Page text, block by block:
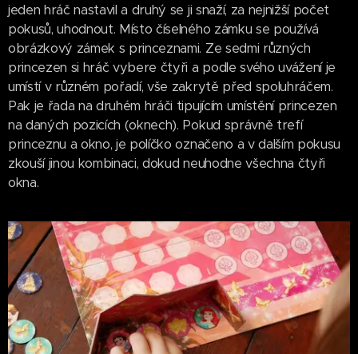
jeden hráč nastavil a druhý se ji snaží, za nejnižší počet
pokusů, uhodnout. Místo číselného zámku se používá
obrázkový zámek s princeznami. Ze sedmi různých
princezen si hráč vybere čtyři a podle svého uvážení je
umístí v různém pořadí, vše zakrytě před spoluhráčem.
Pak je řada na druhém hráči tipujícím umístění princezen
na daných pozicích (oknech). Pokud správně trefí
princeznu a okno, je políčko označeno a v dalším pokusu
zkouší jinou kombinaci, dokud neuhodne všechna čtyři
okna.